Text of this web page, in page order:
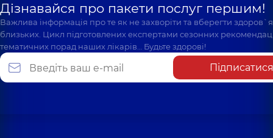
Дізнавайся про пакети послуг першим!
Важлива інформація про те як не захворіти та вберегти
близьких. Цикл підготовлених експертами сезонних
тематичних порад наших лікарів… Будьте здорові!
Підписатися